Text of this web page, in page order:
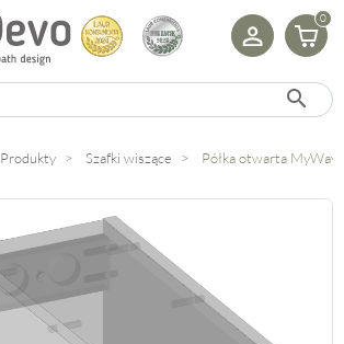
0
search
Produkty Szafki wiszące Półka otwarta MyWay.